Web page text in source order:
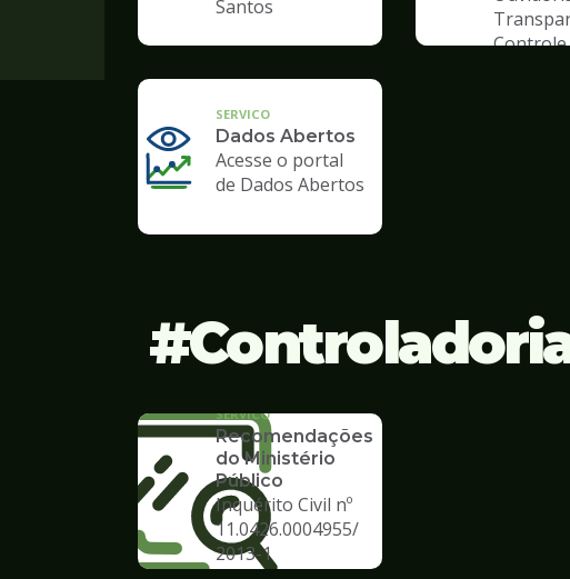
Santos
Controle
SERVICO
Dados Abertos
Acesse o portal
de Dados Abertos
SERVICO
Recomendações
do Ministério
Público
Inquérito Civil nº
11.0426.0004955/
2013-1